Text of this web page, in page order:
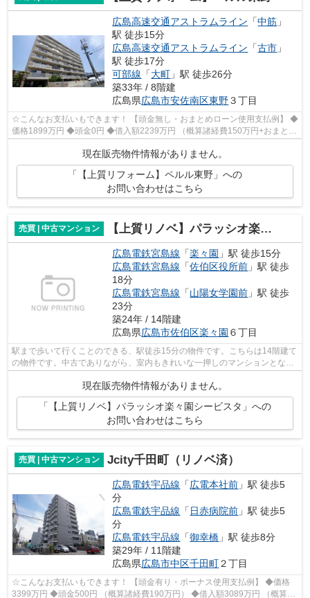
広島高速交通アストラムライン 「中筋 」
駅 徒歩15分
広島高速交通アストラムライン 「古市 」
駅 徒歩17分
可部線 「大町 」駅 徒歩26分
築33年 / 8階建
広島県広島市安佐南区東野３丁目
☆こんなお支払いもできます！ 【頭金無し・おまとめローン使用支払例】 ◆
価格1899万円 ◆頭金0円 ◆借入額2239万円 （概算諸経費150万円+おまとめ
現在販売物件情報がありません。
「【上質リフォーム】ペルル東野」への
お問い合わせはこちら
売買 | 中古マンション 【上質リノベ】パラッシオ楽々園シービスタ
広島電鉄宮島線 「楽々園 」駅 徒歩15分
広島電鉄宮島線 「佐伯区役所前 」駅 徒歩
18分
広島電鉄宮島線 「山陽女学園前 」駅 徒歩
23分
築24年 / 14階建
広島県広島市佐伯区楽々園 ６丁目
駅まで歩いて行くことのできる、駅徒歩15分の物件です。こちらは14階建て
の物件です。中古でありながら、室内もきれいな一押しのマンションとなっ
ています。あると何かと便利な、エレ...
現在販売物件情報がありません。
「【上質リノベ】パラッシオ楽々園シービスタ」への
お問い合わせはこちら
売買 | 中古マンション Jcity千田町（リノベ済）
広島電鉄宇品線 「広電本社前 」駅 徒歩5
分
広島電鉄宇品線 「 日赤病院前 」駅 徒歩5
分
広島電鉄宇品線 「御幸橋 」駅 徒歩8分
築29年 / 11階建
広島県広島市中区千田町２丁目
☆こんなお支払いもできます！ 【頭金有り・ボーナス使用支払例】 ◆価格
3399万円 ◆頭金500円 （概算諸経費190万円） ◆借入額3089万円 （概算諸